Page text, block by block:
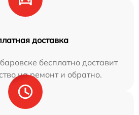
доставка
бесплатно доставит
на ремонт и обратно.